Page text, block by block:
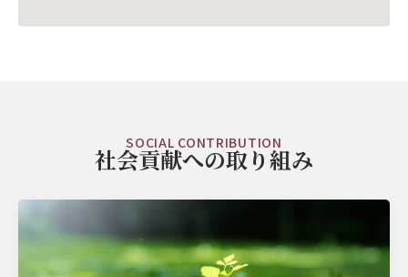
SOCIAL CONTRIBUTION
社会貢献への取り組み